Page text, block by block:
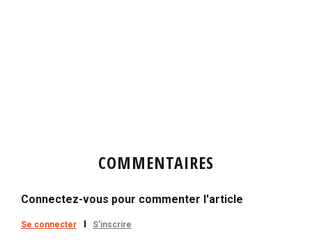
COMMENTAIRES
Connectez-vous pour commenter l'article
Se connecter S'inscrire